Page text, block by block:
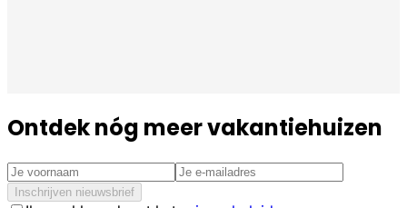
Ontdek nóg meer vakantiehuizen
Inschrijven nieuwsbrief